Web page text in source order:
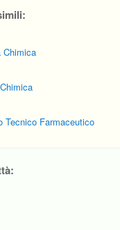
Chimica
Tecnico Farmaceutico